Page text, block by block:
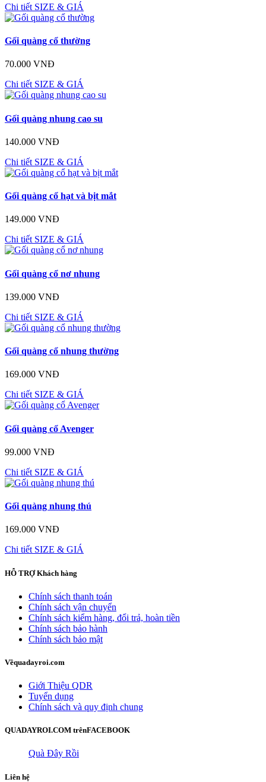
Chi tiết SIZE & GIÁ
Gối quàng cổ thường
70.000 VNĐ
Chi tiết SIZE & GIÁ
Gối quàng nhung cao su
140.000 VNĐ
Chi tiết SIZE & GIÁ
Gối quàng cổ hạt và bịt mắt
149.000 VNĐ
Chi tiết SIZE & GIÁ
Gối quàng cổ nơ nhung
139.000 VNĐ
Chi tiết SIZE & GIÁ
Gối quàng cổ nhung thường
169.000 VNĐ
Chi tiết SIZE & GIÁ
Gối quàng cổ Avenger
99.000 VNĐ
Chi tiết SIZE & GIÁ
Gối quàng nhung thú
169.000 VNĐ
Chi tiết SIZE & GIÁ
HỖ TRỢKhách hàng
Chính sách thanh toán
Chính sách vận chuyển
Chính sách kiểm hàng, đổi trả, hoàn tiền
Chính sách bảo hành
Chính sách bảo mật
Vềquadayroi.com
Giới Thiệu QDR
Tuyển dụng
Chính sách và quy định chung
QUADAYROI.COM trênFACEBOOK
Quà Đây Rồi
Liên hệ